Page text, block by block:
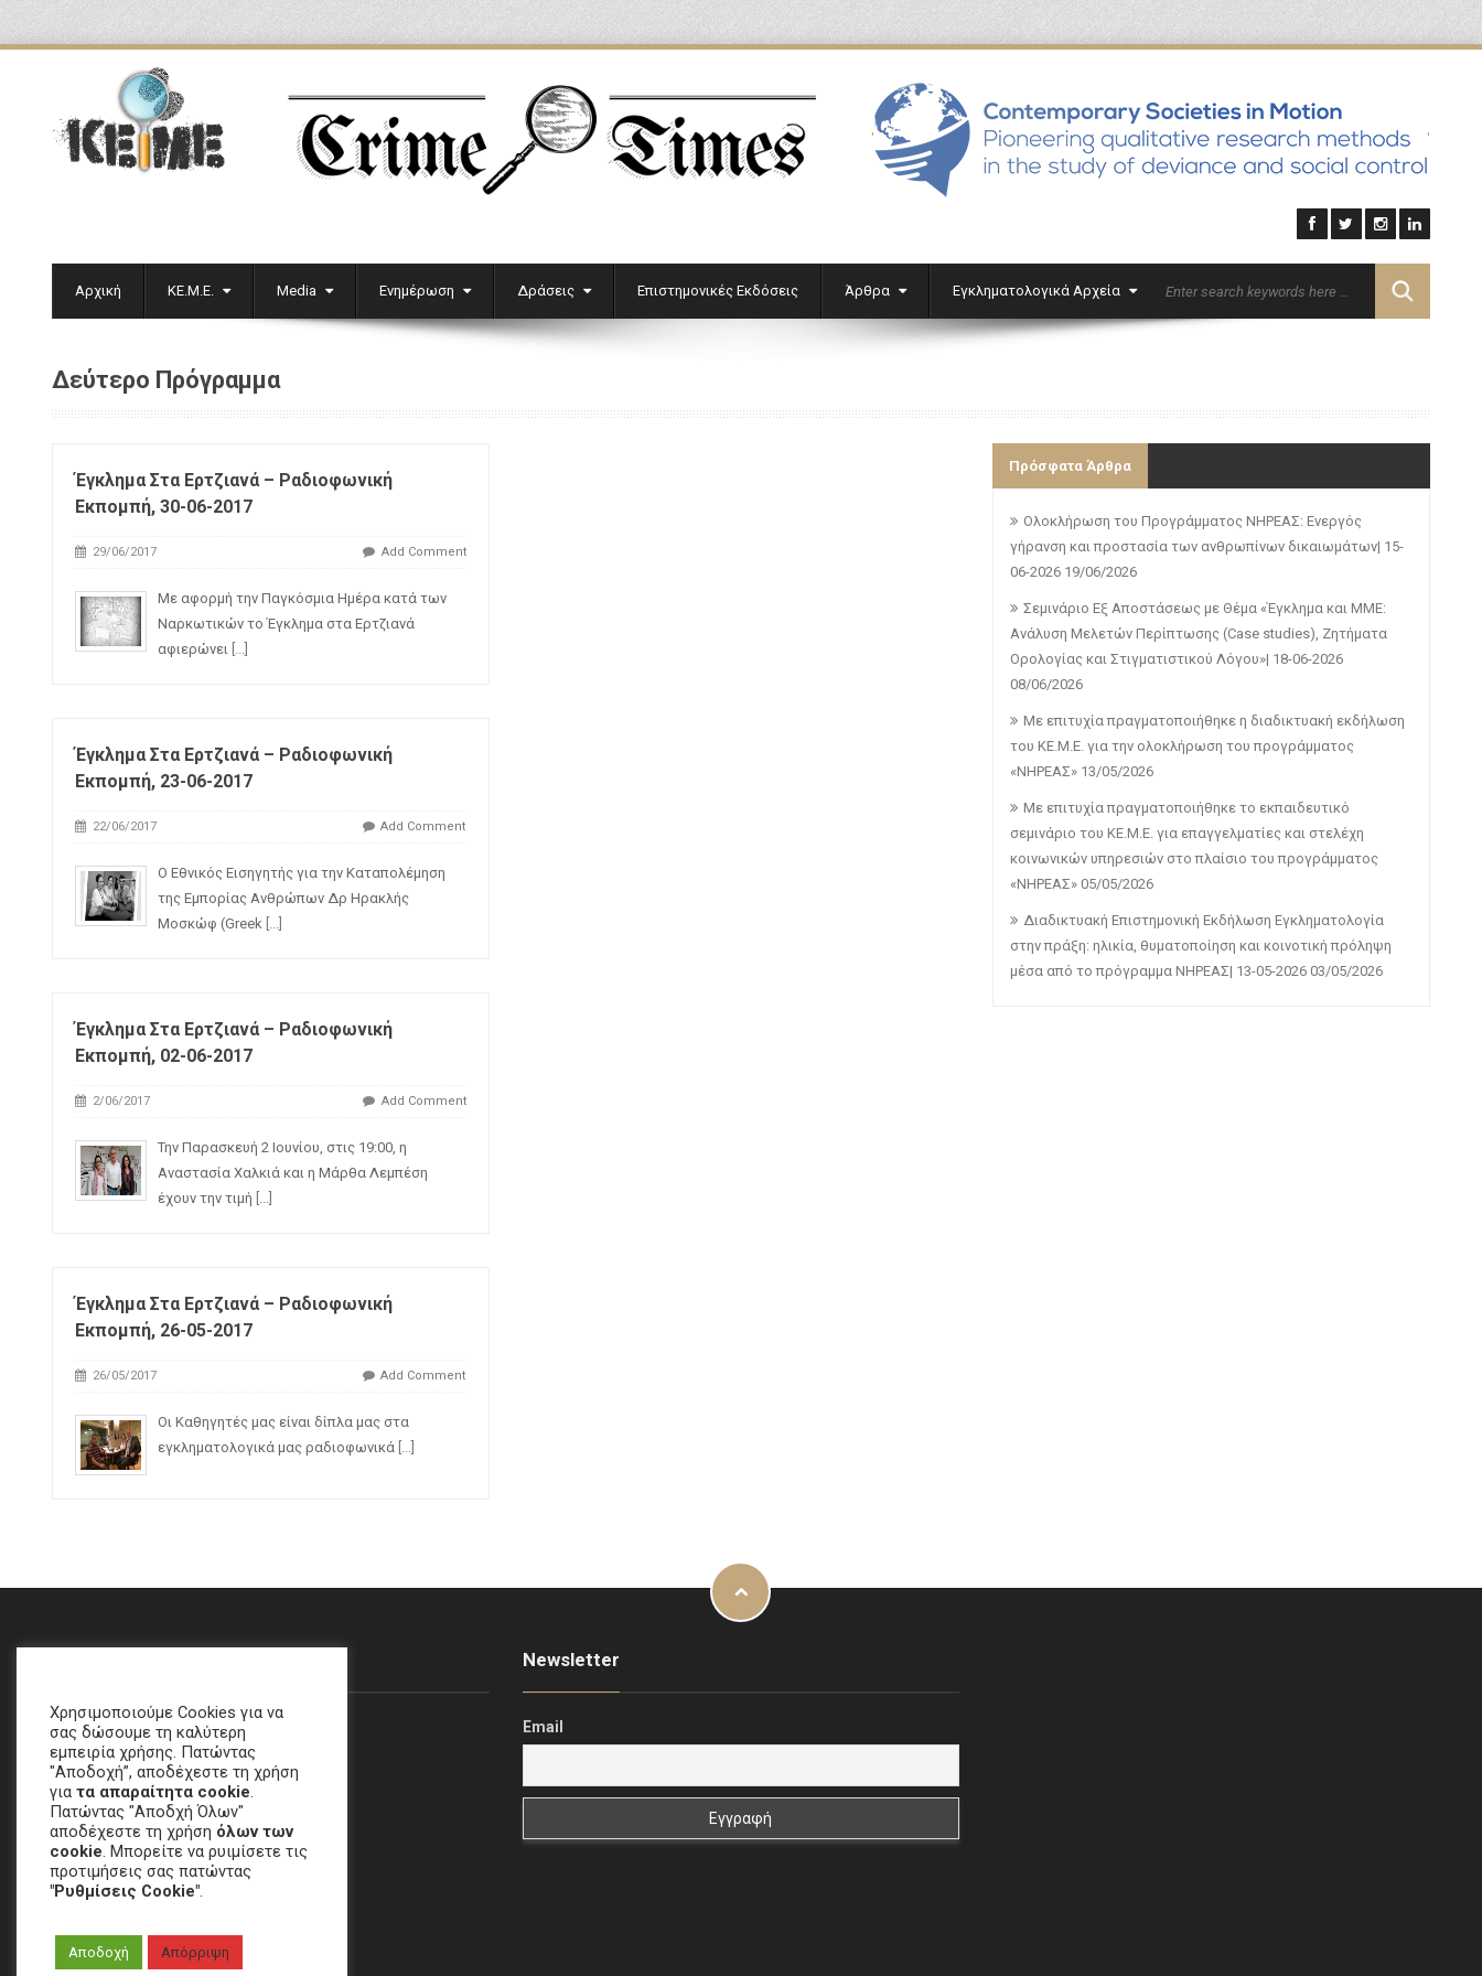
' '
Αρχική ΚΕ.Μ.Ε. Media Ενημέρωση Δράσεις Επιστημονικές Εκδόσεις Άρθρα Εγκληματολογικά Αρχεία Επικοινωνία English
Δεύτερο Πρόγραμμα
Έγκλημα Στα Ερτζιανά – Ραδιοφωνική
Εκπομπή, 30-06-2017
29/06/2017 Add Comment
Με αφορμή την Παγκόσμια Ημέρα κατά των
Ναρκωτικών το Έγκλημα στα Ερτζιανά
αφιερώνει [...]
Έγκλημα Στα Ερτζιανά – Ραδιοφωνική
Εκπομπή, 23-06-2017
22/06/2017 Add Comment
Ο Εθνικός Εισηγητής για την Καταπολέμηση
της Εμπορίας Ανθρώπων Δρ Ηρακλής
Μοσκώφ (Greek [...]
Έγκλημα Στα Ερτζιανά – Ραδιοφωνική
Εκπομπή, 02-06-2017
2/06/2017 Add Comment
Την Παρασκευή 2 Ιουνίου, στις 19:00, η
Αναστασία Χαλκιά και η Μάρθα Λεμπέση
έχουν την τιμή [...]
Έγκλημα Στα Ερτζιανά – Ραδιοφωνική
Εκπομπή, 26-05-2017
26/05/2017 Add Comment
Οι Καθηγητές μας είναι δίπλα μας στα
εγκληματολογικά μας ραδιοφωνικά [...]
Πρόσφατα Άρθρα
Ολοκλήρωση του Προγράμματος ΝΗΡΕΑΣ: Ενεργός
γήρανση και προστασία των ανθρωπίνων δικαιωμάτων| 15-
06-2026 19/06/2026
Σεμινάριο Εξ Αποστάσεως με Θέμα «Έγκλημα και ΜΜΕ:
Ανάλυση Μελετών Περίπτωσης (Case studies), Ζητήματα
Ορολογίας και Στιγματιστικού Λόγου»| 18-06-2026
08/06/2026
Με επιτυχία πραγματοποιήθηκε η διαδικτυακή εκδήλωση
του ΚΕ.Μ.Ε. για την ολοκλήρωση του προγράμματος
«ΝΗΡΕΑΣ» 13/05/2026
Με επιτυχία πραγματοποιήθηκε το εκπαιδευτικό
σεμινάριο του ΚΕ.Μ.Ε. για επαγγελματίες και στελέχη
κοινωνικών υπηρεσιών στο πλαίσιο του προγράμματος
«ΝΗΡΕΑΣ» 05/05/2026
Διαδικτυακή Επιστημονική Εκδήλωση Εγκληματολογία
στην πράξη: ηλικία, θυματοποίηση και κοινοτική πρόληψη
μέσα από το πρόγραμμα ΝΗΡΕΑΣ| 13-05-2026 03/05/2026
email:crime[at]e-keme[dot]gr
Newsletter
Email
Χρησιμοποιούμε Cookies για να
σας δώσουμε τη καλύτερη
εμπειρία χρήσης. Πατώντας
"Αποδοχή”, αποδέχεστε τη χρήση
για τα απαραίτητα cookie.
Πατώντας "Αποδχή Όλων"
αποδέχεστε τη χρήση όλων των
cookie. Μπορείτε να ρυιμίσετε τις
προτιμήσεις σας πατώντας
"Ρυθμίσεις Cookie".
Αποδοχή Απόρριψη